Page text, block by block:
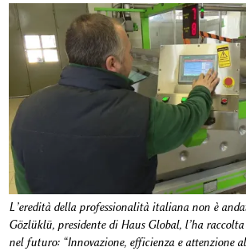
L’eredità della professionalità italiana non è
Gözlüklü, presidente di Haus Global, l’ha
nel futuro: “Innovazione, efficienza e attenzione